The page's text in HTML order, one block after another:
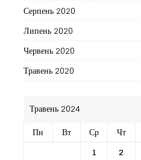
Серпень 2020
Липень 2020
Червень 2020
Травень 2020
Травень 2024
Пн
Вт Ср Чт
1
2